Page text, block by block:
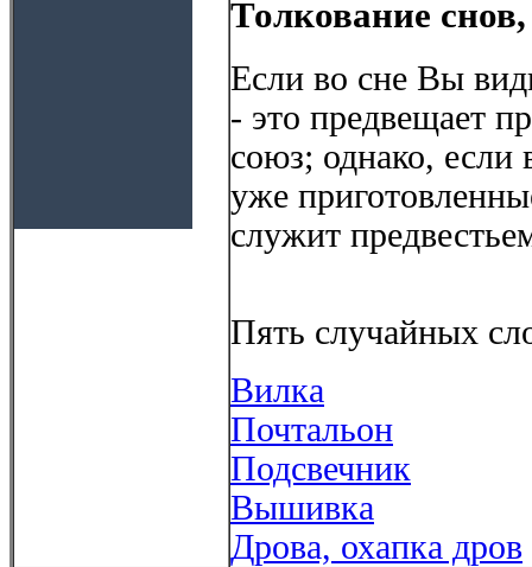
Толкование
Если во сне Вы
- это предвещает
союз; однако,
уже
служит
Пять случайных
Вилка
Почтальон
Подсвечник
Вышивка
Дрова, охапка дров